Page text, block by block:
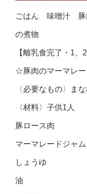
ごはん 味噌汁 豚
の煮物
【離乳食完了・1、
☆豚肉のマーマレ
〈必要なもの〉ま
〈材料〉子供1人
豚ロース
マーマレード
しょう
油